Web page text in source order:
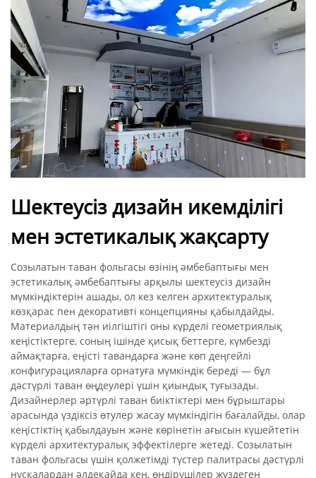
Шектеусіз дизайн икемділігі
мен эстетикалық жақсарту
Созылатын таван фольгасы өзінің әмбебаптығы мен
эстетикалық әмбебаптығы арқылы шектеусіз дизайн
мүмкіндіктерін ашады, ол кез келген архитектуралық
көзқарас пен декоративті концепцияны қабылдайды.
Материалдың тән иілгіштігі оны күрделі геометриялық
кеңістіктерге, соның ішінде қисық беттерге, күмбезді
аймақтарға, еңісті тавандарға және көп деңгейлі
конфигурацияларға орнатуға мүмкіндік береді — бұл
дәстүрлі таван өңдеулері үшін қиындық туғызады.
Дизайнерлер әртүрлі таван биіктіктері мен бұрыштары
арасында үздіксіз өтулер жасау мүмкіндігін бағалайды, олар
кеңістіктің қабылдауын және көрінетін ағысын күшейтетін
күрделі архитектуралық эффектілерге жетеді. Созылатын
таван фольгасы үшін қолжетімді түстер палитрасы дәстүрлі
нұсқалардан әлдеқайда кең, өндірушілер жүздеген